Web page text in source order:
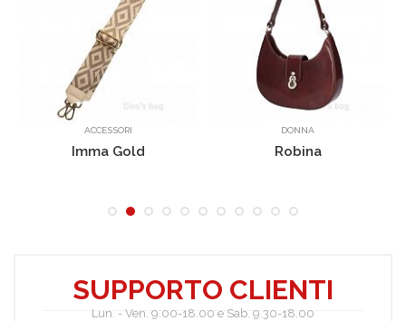
ACCESSORI
Imma Gold
DONNA
Robina
SUPPORTO CLIENTI
Lun. - Ven. 9.00-18.00 e Sab. 9.30-18.00